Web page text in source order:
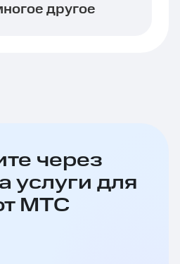
другое
через
услуги для
МТС